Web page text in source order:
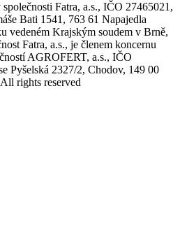
Fatra, a.s., IČO 27465021,
Bati 1541, 763 61 Napajedla
vedeném Krajským soudem v Brně,
Fatra, a.s., je členem koncernu
AGROFERT, a.s., IČO
Pyšelská 2327/2, Chodov, 149 00
rights reserved